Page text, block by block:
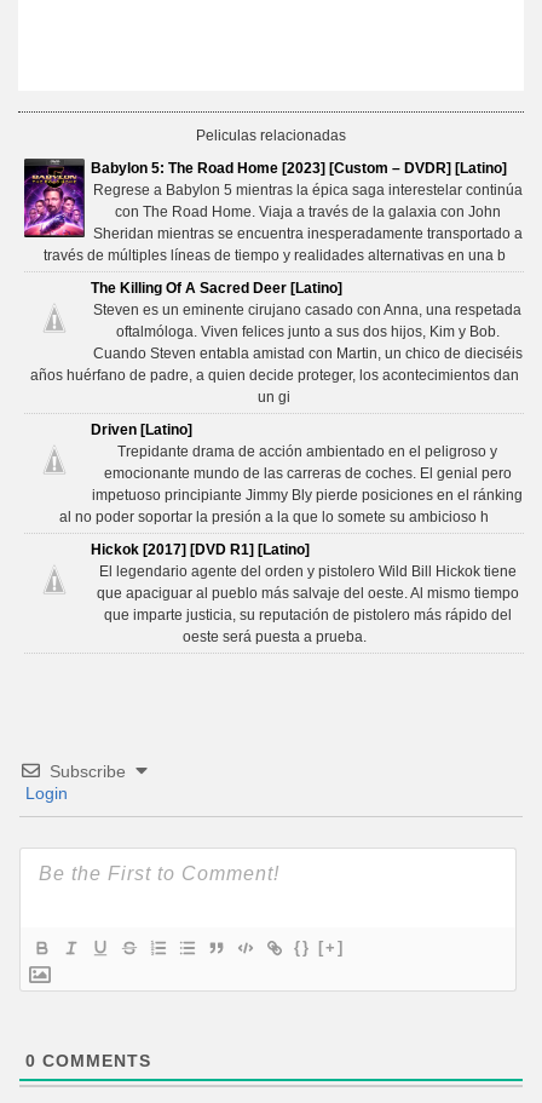
Peliculas relacionadas
Babylon 5: The Road Home [2023] [Custom – DVDR] [Latino]
Regrese a Babylon 5 mientras la épica saga interestelar continúa
con The Road Home. Viaja a través de la galaxia con John
Sheridan mientras se encuentra inesperadamente transportado a
través de múltiples líneas de tiempo y realidades alternativas en una b
The Killing Of A Sacred Deer [Latino]
Steven es un eminente cirujano casado con Anna, una respetada
oftalmóloga. Viven felices junto a sus dos hijos, Kim y Bob.
Cuando Steven entabla amistad con Martin, un chico de dieciséis
años huérfano de padre, a quien decide proteger, los acontecimientos dan
un gi
Driven [Latino]
Trepidante drama de acción ambientado en el peligroso y
emocionante mundo de las carreras de coches. El genial pero
impetuoso principiante Jimmy Bly pierde posiciones en el ránking
al no poder soportar la presión a la que lo somete su ambicioso h
Hickok [2017] [DVD R1] [Latino]
El legendario agente del orden y pistolero Wild Bill Hickok tiene
que apaciguar al pueblo más salvaje del oeste. Al mismo tiempo
que imparte justicia, su reputación de pistolero más rápido del
oeste será puesta a prueba.
Subscribe
Login
{} [+]
0 COMMENTS